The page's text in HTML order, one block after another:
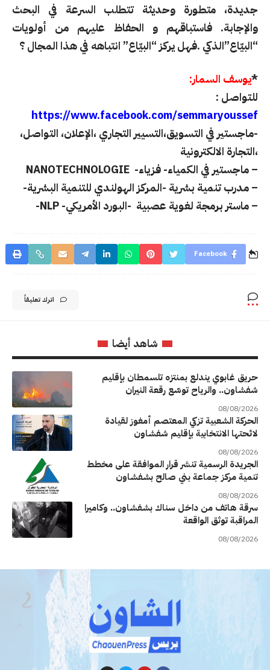
جديدة، متطورة وحديثة تتطلب السرعة في البحث
والإجابة. فاستباقهم و الحفاظ عليهم من أولويات
“البيّاع”الذكي .فهل يركز “البيّاع” انتباهه في هذا المجال ؟
*يوسف السمار:
للتواصل :
https://www.facebook.com/semmaryoussef
-ماجستير في التسويق،التسيير التجاري ،الإعلان، التواصل،
،التجارة الالكترونية
– ماجستير في الكمياء- فزياء- NANOTECHNOLOGIE
– مدرب تنمية بشرية -المركز الهولندي للتنمية البشرية-
– ماستر برمجة لغوية عصبية -البورد الأمريكي- NLP-
Facebook
اترك تعليقاً
شاهد أيضا
حريق غابوي يندلع بمنتزه تلسمطان بإقليم
شفشاون.. والرياح توسّع رقعة النيران
08/08/2026
الحركة الشعبية تزكي المعتصم أمغوز لقيادة
لائحتها الانتخابية بإقليم شفشاون
08/08/2026
الجريدة الرسمية تنشر قرار الموافقة على مخطط
تنمية مركز جماعة بني صالح بشفشاون
08/08/2026
سرقة هاتف من داخل سناك بشفشاون.. وكاميرا
المراقبة توثق الواقعة
08/08/2026